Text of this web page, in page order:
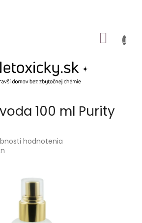
KOŠÍK
100 ml Purity
hodnotenia